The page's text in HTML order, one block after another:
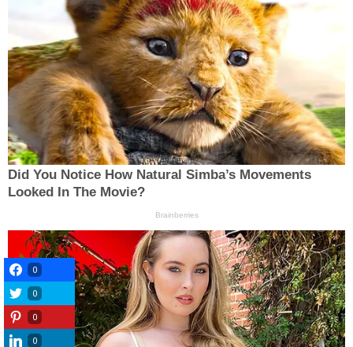
0
0
0
0